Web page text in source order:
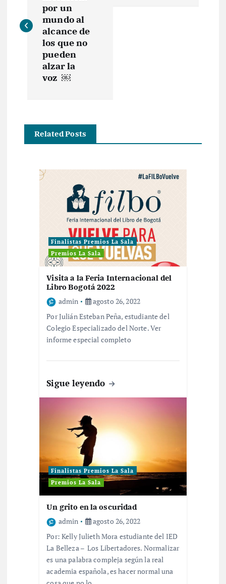
por un
mundo al
alcance de
los que no
pueden
alzar la
voz ￼
Related Posts
Finalistas Premios La Sala
Premios La Sala
Visita a la Feria Internacional del
Libro Bogotá 2022
admin
agosto 26, 2022
Por Julián Esteban Peña, estudiante del
Colegio Especializado del Norte. Ver
informe especial completo
Sigue leyendo
Finalistas Premios La Sala
Premios La Sala
Un grito en la oscuridad
admin
agosto 26, 2022
Por: Kelly Julieth Mora estudiante del IED
La Belleza – Los Libertadores. Normalizar
es una palabra compleja según la real
academia española, es hacer normal una